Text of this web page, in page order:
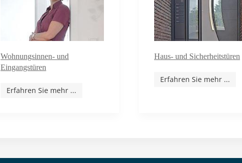
Wohnungsinnen- und
Eingangstüren
Erfahren Sie mehr ...
Haus- und Sicherheitstüren
Erfahren Sie mehr ...